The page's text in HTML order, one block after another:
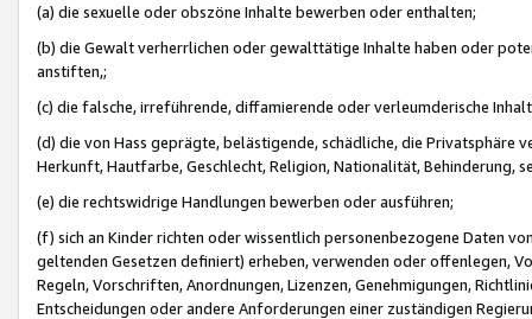
(a) die sexuelle oder obszöne Inhalte bewerben oder enthalten;
(b) die Gewalt verherrlichen oder gewalttätige Inhalte haben oder
anstiften,;
(c) die falsche, irreführende, diffamierende oder verleumderische
(d) die von Hass geprägte, belästigende, schädliche, die Privatsphäre
Herkunft, Hautfarbe, Geschlecht, Religion, Nationalität, Behinderung,
(e) die rechtswidrige Handlungen bewerben oder ausführen;
(f) sich an Kinder richten oder wissentlich personenbezogene Daten
geltenden Gesetzen definiert) erheben, verwenden oder offenlegen,
Regeln, Vorschriften, Anordnungen, Lizenzen, Genehmigungen,
Entscheidungen oder andere Anforderungen einer zuständigen